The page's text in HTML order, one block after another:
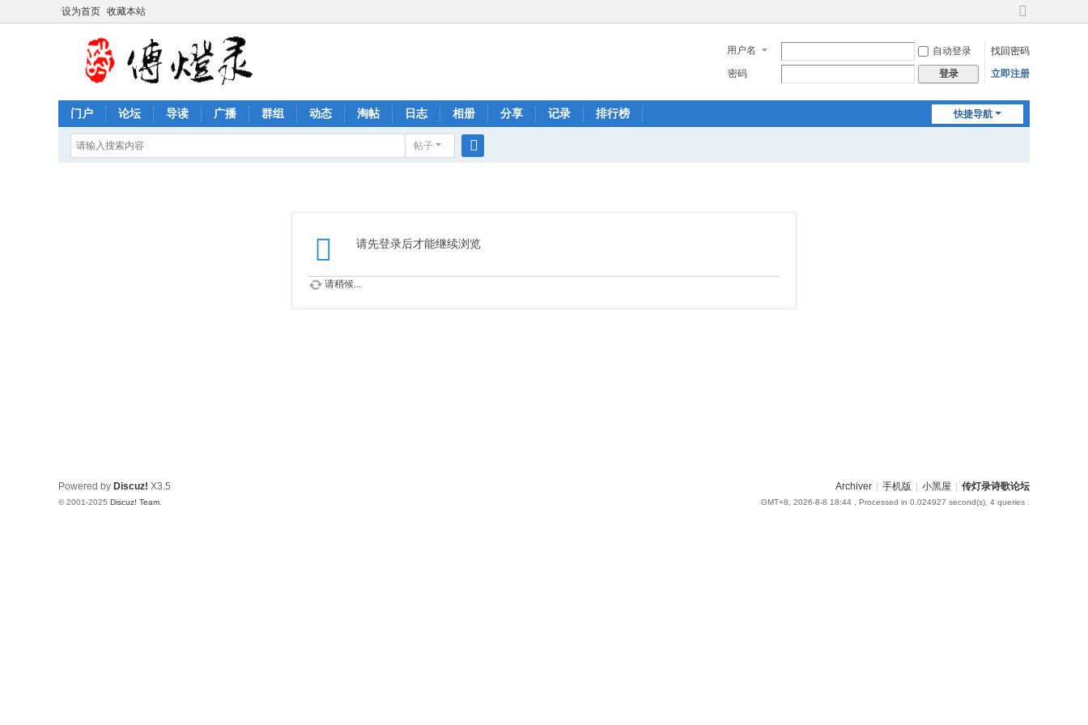
设为首页 收藏本站
切
到
宽
用户名 自动登录
找回密码
密码
登录 立即注册
快捷导航
门户 论坛 导读 广播 群组 动态 淘帖 日志 相册 分享 记录 排行榜
帖子
请先登录后才能继续浏览
请稍候...
Archiver 手机版 小黑屋 传灯录诗歌论坛
GMT+8, 2026-8-8 18:44 , Processed in 0.024927 second(s), 4 queries .
Powered by Discuz! X3.5
© 2001-2025 Discuz! Team